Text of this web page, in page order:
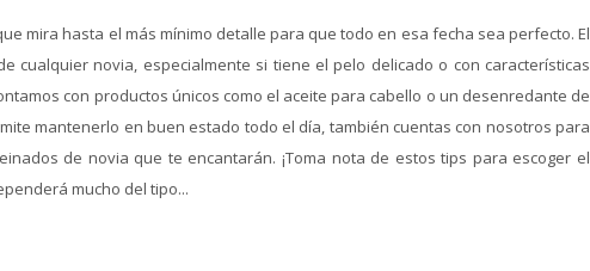
mira hasta el más mínimo detalle para que todo en esa fecha sea perfecto. El
cualquier novia, especialmente si tiene el pelo delicado o con características
con productos únicos como el aceite para cabello o un desenredante de
mantenerlo en buen estado todo el día, también cuentas con nosotros para
de novia que te encantarán. ¡Toma nota de estos tips para escoger el
mucho del tipo...